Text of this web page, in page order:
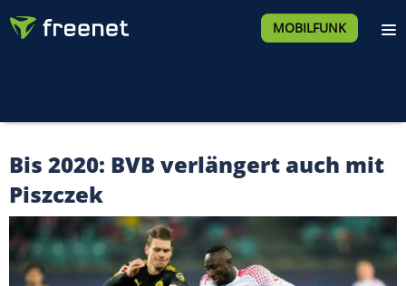
MOBILFUNK
Bis 2020: BVB verlängert auch mit
Piszczek